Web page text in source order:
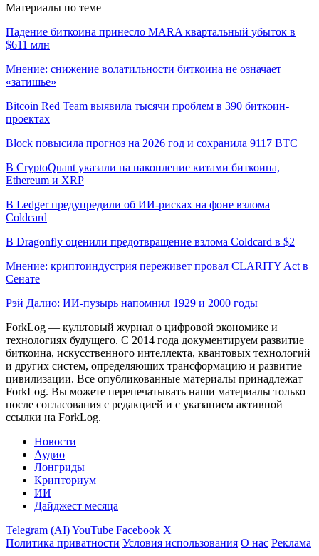
Материалы по теме
Падение биткоина принесло MARA квартальный убыток в
$611 млн
Мнение: снижение волатильности биткоина не означает
«затишье»
Bitcoin Red Team выявила тысячи проблем в 390 биткоин-
проектах
Block повысила прогноз на 2026 год и сохранила 9117 BTC
В CryptoQuant указали на накопление китами биткоина,
Ethereum и XRP
В Ledger предупредили об ИИ-рисках на фоне взлома
Coldcard
В Dragonfly оценили предотвращение взлома Coldcard в $2
Мнение: криптоиндустрия переживет провал CLARITY Act в
Сенате
Рэй Далио: ИИ-пузырь напомнил 1929 и 2000 годы
ForkLog — культовый журнал о цифровой экономике и
технологиях будущего. С 2014 года документируем развитие
биткоина, искусственного интеллекта, квантовых технологий
и других систем, определяющих трансформацию и развитие
цивилизации. Все опубликованные материалы принадлежат
ForkLog. Вы можете перепечатывать наши материалы только
после согласования с редакцией и с указанием активной
ссылки на ForkLog.
Новости
Аудио
Лонгриды
Крипториум
ИИ
Дайджест месяца
Telegram (AI)YouTube Facebook X
Политика приватности Условия использования О нас Реклама